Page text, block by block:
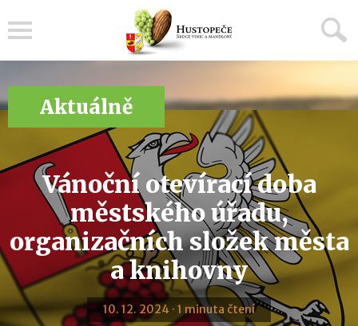
Aktuálně
Vánoční otevírací doba
městského úřadu,
organizačních složek města
a knihovny
10. 12. 2024 · 1 minuta čtení